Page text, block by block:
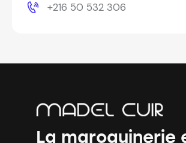
+216 50 532 306
La maroquinerie